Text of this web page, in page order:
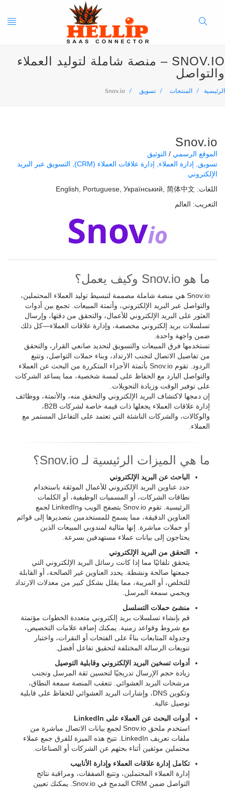
Search
Button
SNOV.IO – منصة شاملة لتوليد العملاء
والتواصل
الرئيسية المنتجات تسويق Snov.io
Snov.io
الموقع الرسمي
التوثيق
تسويق
إدارة العملاء إدارة علاقات العملاء (CRM)
التسويق عبر البريد
الإلكتروني
اللغات:
English Portuguese Український 简体中文
التعريب: العالم
ما هو Snov.io وكيف يعمل؟
Snov.io هي منصة شاملة مصممة لتبسيط توليد العملاء المحتملين،
والتواصل عبر البريد الإلكتروني، وأتمتة المبيعات. تجمع بين أدوات
العثور على البريد الإلكتروني للأعمال، والتحقق من دقتها، وإرسال
تسلسلات بريد إلكتروني مخصصة، وإدارة علاقات العملاء—كل ذلك
ضمن واجهة واحدة.
تستخدمها فرق المبيعات والتسويق لتحديد صانعي القرار، والتحقق
من تفاصيل الاتصال لتجنب الارتداد، وبناء حملات التواصل، وتتبع
الردود. تقوم Snov.io بأتمتة الأجزاء المتكررة من البحث عن العملاء
والتواصل البارد مع الحفاظ على لمسة شخصية، مما يساعد الشركات
على توفير الوقت وزيادة التحويلات.
إن دمجها لاكتشاف البريد الإلكتروني والتحقق منه، والأتمتة، ووظائف
إدارة علاقات العملاء يجعلها ذات قيمة خاصة لشركات B2B،
والوكالات، والشركات الناشئة التي تعتمد على التفاعل المستمر مع
العملاء.
ما هي الميزات الرئيسية لـ Snov.io؟
الباحث عن البريد الإلكتروني
حدد عناوين البريد الإلكتروني للأعمال الموثقة باستخدام
نطاقات الشركات، أو المسميات الوظيفية، أو الكلمات
الرئيسية. تقوم Snov.io بتصفح الويب وLinkedIn لجمع
العناوين الدقيقة، مما يسمح للمستخدمين بتصديرها إلى قوائم
أو حملات مباشرة. إنها مثالية لمندوبي المبيعات الذين
يحتاجون إلى بيانات عملاء مستهدفين بسرعة.
التحقق من البريد الإلكتروني
يتحقق تلقائيًا مما إذا كانت رسائل البريد الإلكتروني التي
جمعتها صالحة ونشطة. يحدد العناوين غير الصالحة، أو القابلة
للتخلص، أو المريبة، مما يقلل بشكل كبير من معدلات الارتداد
ويحمي سمعة المرسل.
منشئ حملات التسلسل
قم بإنشاء تسلسلات بريد إلكتروني متعددة الخطوات مؤتمتة
مع شروط وقواعد زمنية. يمكنك إضافة علامات التخصيص،
وجدولة المتابعات بناءً على الفتحات أو النقرات، واختبار
تنويعات الرسالة المختلفة لتحقيق تفاعل أفضل.
أدوات تسخين البريد الإلكتروني وقابلية التوصيل
زيادة حجم الإرسال تدريجيًا لتحسين ثقة المرسل وتجنب
مرشحات البريد العشوائي. تتعقب المنصة سمعة النطاق،
وتكوين DNS، وإشارات البريد العشوائي للحفاظ على قابلية
توصيل عالية.
أدوات البحث عن العملاء على LinkedIn
استخدم ملحق Snov.io لجمع بيانات الاتصال مباشرة من
ملفات تعريف LinkedIn. تتيح هذه الميزة للفرق جمع عملاء
محتملين موثقين أثناء بحثهم عن الشركات أو الصناعات.
تكامل إدارة علاقات العملاء وإدارة الأنابيب
إدارة العملاء المحتملين، وتتبع الصفقات، ومراقبة نتائج
التواصل ضمن CRM المدمج في Snov.io. يمكنك تعيين